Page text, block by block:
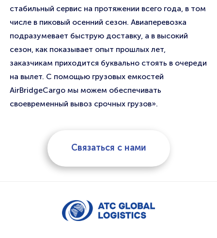
стабильный сервис на протяжении всего года, в том
числе в пиковый осенний сезон. Авиаперевозка
подразумевает быструю доставку, а в высокий
сезон, как показывает опыт прошлых лет,
заказчикам приходится буквально стоять в очереди
на вылет. С помощью грузовых емкостей
AirBridgeCargo мы можем обеспечивать
своевременный вывоз срочных грузов».
Связаться с нами